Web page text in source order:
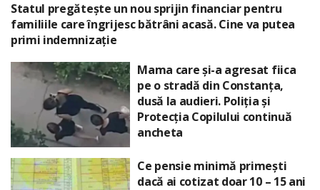
Statul pregătește un nou sprijin financiar pentru
familiile care îngrijesc bătrâni acasă. Cine va putea
primi indemnizație
Mama care și-a agresat fiica
pe o stradă din Constanța,
dusă la audieri. Poliția și
Protecția Copilului continuă
ancheta
Ce pensie minimă primești
dacă ai cotizat doar 10 – 15 ani